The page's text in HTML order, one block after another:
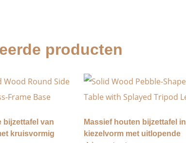
producten
bijzettafel van
kruisvormig
Massief houten bijzettafel in
kiezelvorm met uitlopende